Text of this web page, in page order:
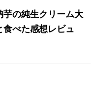
芋の純生クリーム大
べた感想レビュ